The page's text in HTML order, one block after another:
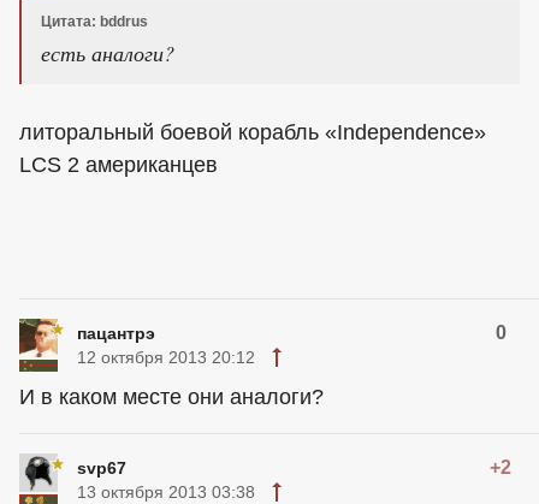
Цитата: bddrus
есть аналоги?
литоральный боевой корабль «Independence»
LCS 2 американцев
пацантрэ 0
12 октября 2013 20:12
И в каком месте они аналоги?
svp67 +2
13 октября 2013 03:38